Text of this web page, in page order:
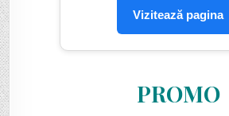
Vizitează pagina
PROMO